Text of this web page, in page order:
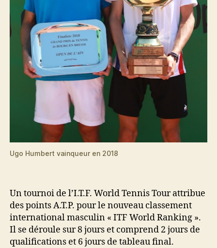
Ugo Humbert vainqueur en 2018
Un tournoi de l’I.T.F. World Tennis Tour attribue
des points A.T.P. pour le nouveau classement
international masculin « ITF World Ranking ».
Il se déroule sur 8 jours et comprend 2 jours de
qualifications et 6 jours de tableau final.